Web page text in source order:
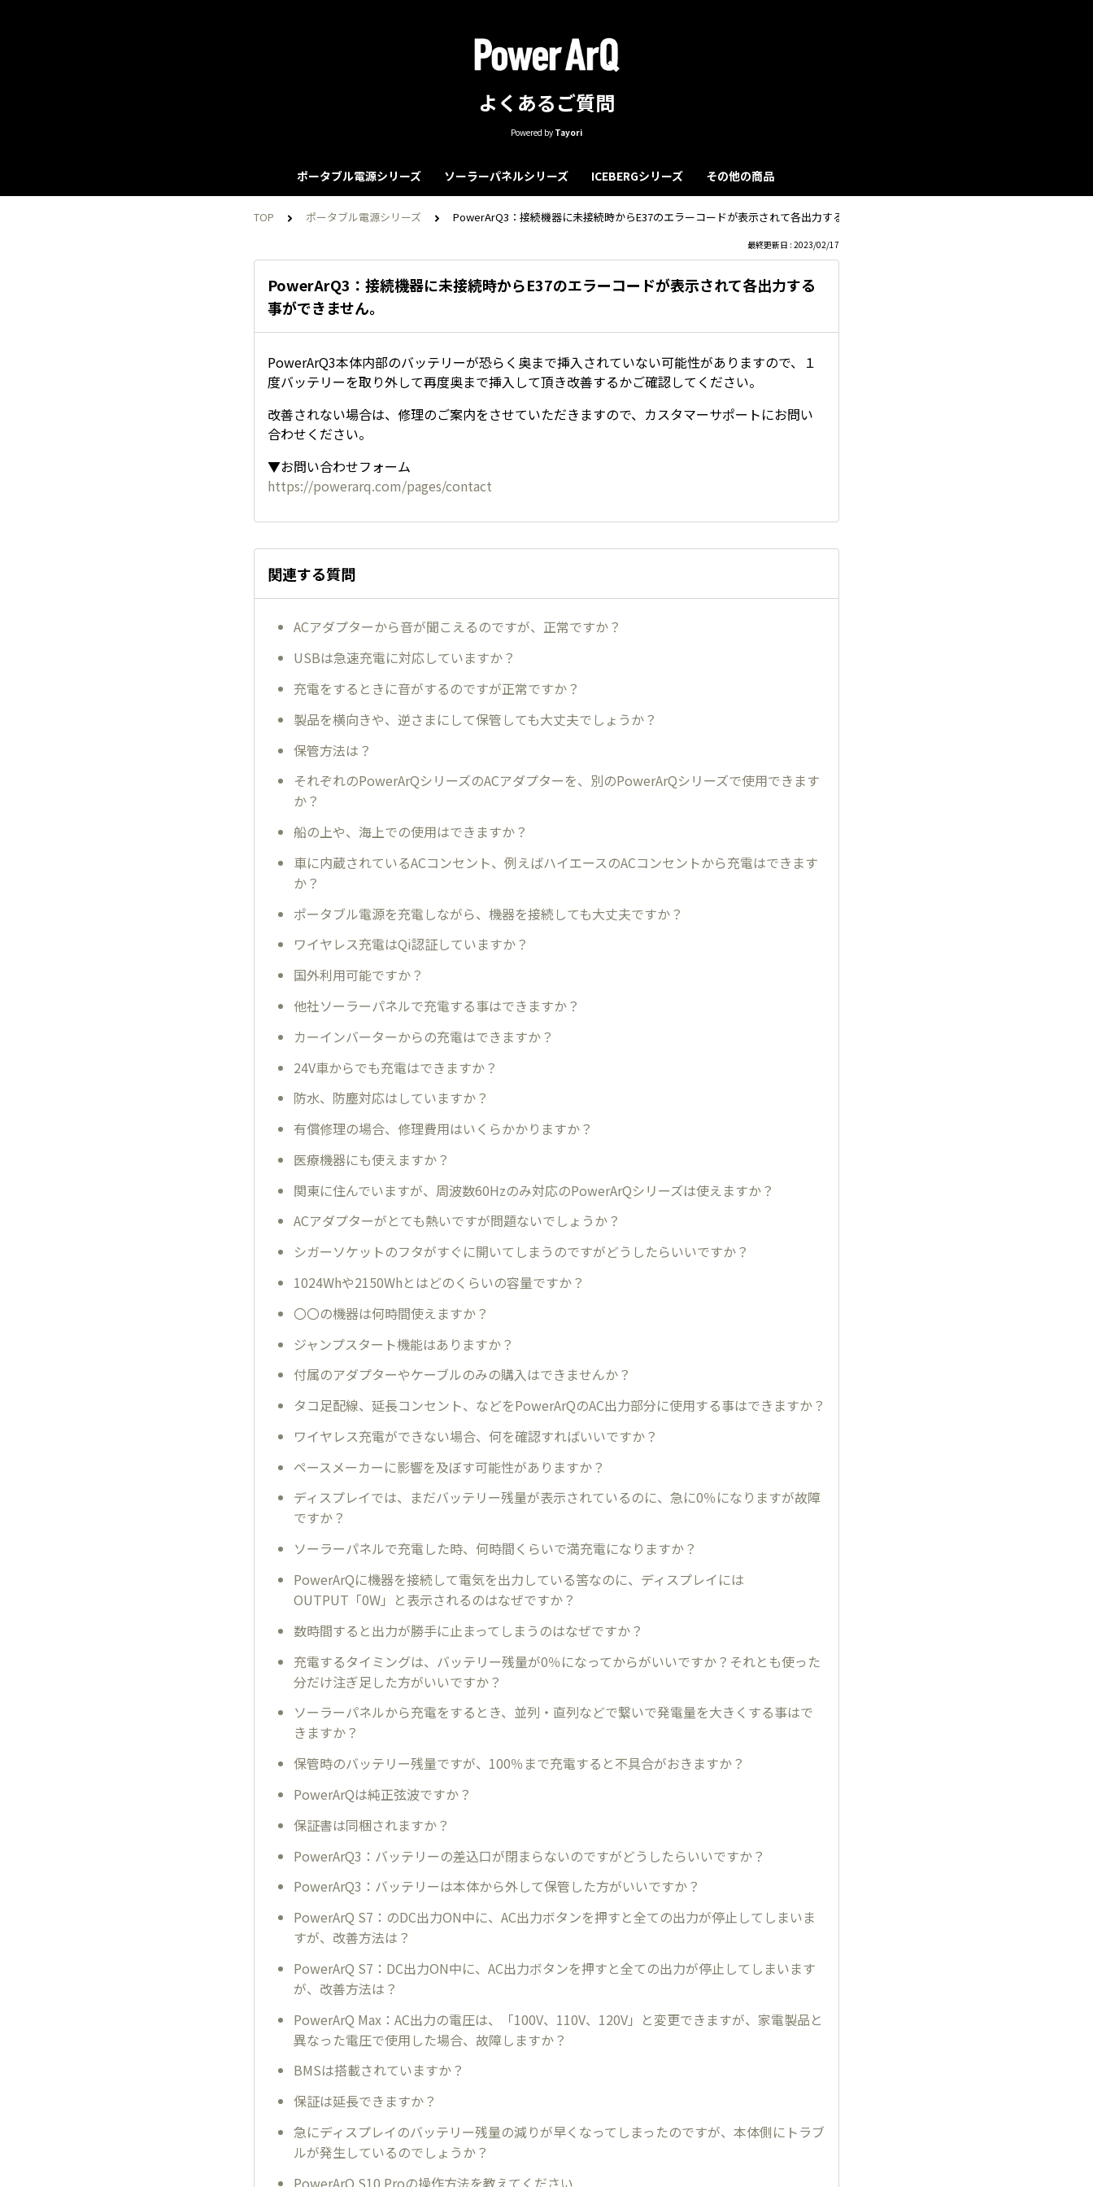
よくあるご質問
Powered by Tayori
ポータブル電源シリーズ ソーラーパネルシリーズ ICEBERGシリーズ その他の商品
る
TOP ポータブル電源シリーズ PowerArQ3：接続機器に未接続時からE37のエラーコードが表示されて各出力する事ができません。
最終更新日 : 2023/02/17
PowerArQ3：接続機器に未接続時からE37のエラーコードが表示されて各出力する
事ができません。
PowerArQ3本体内部のバッテリーが恐らく奥まで挿入されていない可能性がありますので、１
度バッテリーを取り外して再度奥まで挿入して頂き改善するかご確認してください。
改善されない場合は、修理のご案内をさせていただきますので、カスタマーサポートにお問い
合わせください。
▼お問い合わせフォーム
https://powerarq.com/pages/contact
関連する質問
ACアダプターから音が聞こえるのですが、正常ですか？
USBは急速充電に対応していますか？
充電をするときに音がするのですが正常ですか？
製品を横向きや、逆さまにして保管しても大丈夫でしょうか？
保管方法は？
それぞれのPowerArQシリーズのACアダプターを、別のPowerArQシリーズで使用できます
か？
船の上や、海上での使用はできますか？
車に内蔵されているACコンセント、例えばハイエースのACコンセントから充電はできます
か？
ポータブル電源を充電しながら、機器を接続しても大丈夫ですか？
ワイヤレス充電はQi認証していますか？
国外利用可能ですか？
他社ソーラーパネルで充電する事はできますか？
カーインバーターからの充電はできますか？
24V車からでも充電はできますか？
防水、防塵対応はしていますか？
有償修理の場合、修理費用はいくらかかりますか？
医療機器にも使えますか？
関東に住んでいますが、周波数60Hzのみ対応のPowerArQシリーズは使えますか？
ACアダプターがとても熱いですが問題ないでしょうか？
シガーソケットのフタがすぐに開いてしまうのですがどうしたらいいですか？
1024Whや2150Whとはどのくらいの容量ですか？
〇〇の機器は何時間使えますか？
ジャンプスタート機能はありますか？
付属のアダプターやケーブルのみの購入はできませんか？
タコ足配線、延長コンセント、などをPowerArQのAC出力部分に使用する事はできますか？
ワイヤレス充電ができない場合、何を確認すればいいですか？
ペースメーカーに影響を及ぼす可能性がありますか？
ディスプレイでは、まだバッテリー残量が表示されているのに、急に0％になりますが故障
ですか？
ソーラーパネルで充電した時、何時間くらいで満充電になりますか？
PowerArQに機器を接続して電気を出力している筈なのに、ディスプレイには
OUTPUT「0W」と表示されるのはなぜですか？
数時間すると出力が勝手に止まってしまうのはなぜですか？
充電するタイミングは、バッテリー残量が0％になってからがいいですか？それとも使った
分だけ注ぎ足した方がいいですか？
ソーラーパネルから充電をするとき、並列・直列などで繋いで発電量を大きくする事はで
きますか？
保管時のバッテリー残量ですが、100％まで充電すると不具合がおきますか？
PowerArQは純正弦波ですか？
保証書は同梱されますか？
PowerArQ3：バッテリーの差込口が閉まらないのですがどうしたらいいですか？
PowerArQ3：バッテリーは本体から外して保管した方がいいですか？
PowerArQ S7：のDC出力ON中に、AC出力ボタンを押すと全ての出力が停止してしまいま
すが、改善方法は？
PowerArQ S7：DC出力ON中に、AC出力ボタンを押すと全ての出力が停止してしまいます
が、改善方法は？
PowerArQ Max：AC出力の電圧は、「100V、110V、120V」と変更できますが、家電製品と
異なった電圧で使用した場合、故障しますか？
BMSは搭載されていますか？
保証は延長できますか？
急にディスプレイのバッテリー残量の減りが早くなってしまったのですが、本体側にトラブ
ルが発生しているのでしょうか？
PowerArQ S10 Proの操作方法を教えてください